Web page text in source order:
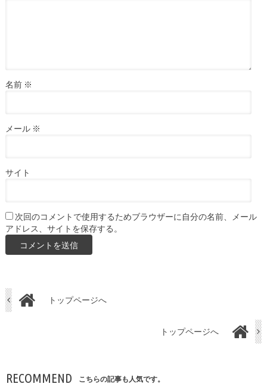
名前 ※
メール ※
サイト
次回のコメントで使用するためブラウザーに自分の名前、メール
アドレス、サイトを保存する。
トップページへ
トップページへ
RECOMMEND こちらの記事も人気です。